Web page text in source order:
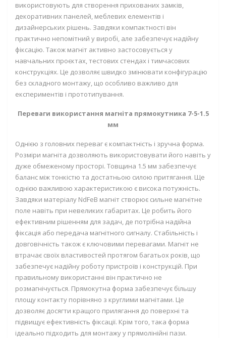
використовують для створення прихованих замків,
декоративних панелей, меблевих елементів і
дизайнерських рішень. Завдяки компактності він
практично непомітний у виробі, але забезпечує надійну
фіксацію. Також магніт активно застосовується у
навчальних проєктах, тестових стендах і тимчасових
конструкціях. Це дозволяє швидко змінювати конфігурацію
без складного монтажу, що особливо важливо для
експериментів і прототипування.
Переваги використання магніта прямокутника 7-5-1.5
мм
Однією з головних переваг є компактність і зручна форма.
Розміри магніта дозволяють використовувати його навіть у
дуже обмеженому просторі. Товщина 1.5 мм забезпечує
баланс між тонкістю та достатньою силою притягання. Ще
однією важливою характеристикою є висока потужність.
Завдяки матеріалу NdFeB магніт створює сильне магнітне
поле навіть при невеликих габаритах. Це робить його
ефективним рішенням для задач, де потрібна надійна
фіксація або передача магнітного сигналу. Стабільність і
довговічність також є ключовими перевагами. Магніт не
втрачає своїх властивостей протягом багатьох років, що
забезпечує надійну роботу пристроїв і конструкцій. При
правильному використанні він практично не
розмагнічується. Прямокутна форма забезпечує більшу
площу контакту порівняно з круглими магнітами. Це
дозволяє досягти кращого прилягання до поверхні та
підвищує ефективність фіксації. Крім того, така форма
ідеально підходить для монтажу у прямолінійні пази.